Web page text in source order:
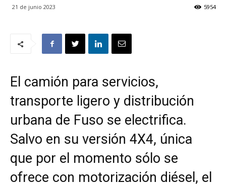
21 de junio 2023 5954
El camión para servicios,
transporte ligero y distribución
urbana de Fuso se electrifica.
Salvo en su versión 4X4, única
que por el momento sólo se
ofrece con motorización diésel, el